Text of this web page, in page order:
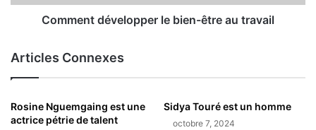
Comment développer le bien-être au travail
Articles Connexes
Rosine Nguemgaing est une
actrice pétrie de talent
Sidya Touré est un homme
octobre 7, 2024